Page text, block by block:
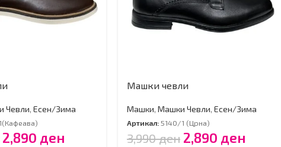
Чевли, Есен/Зима
2,890 ден
Машки чевли
Машки, Машки Чевли, Есен/Зима
Артикал: 5140/1 (Црна)
3,990ден 2,890 ден